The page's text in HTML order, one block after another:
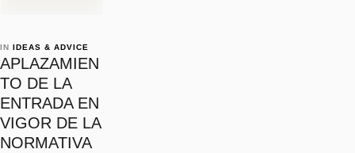
IN IDEAS & ADVICE
APLAZAMIEN
TO DE LA
ENTRADA EN
VIGOR DE LA
NORMATIVA